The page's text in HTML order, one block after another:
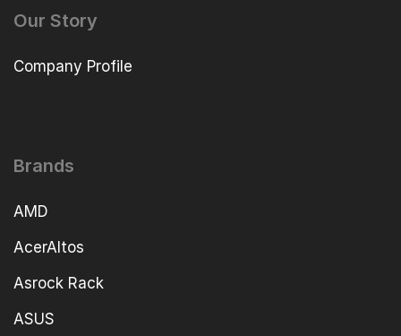
Our Story
Company Profile
Brands
AMD
AcerAltos
Asrock Rack
ASUS